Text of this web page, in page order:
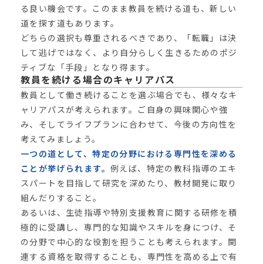
る良い機会です。このまま教員を続ける道も、新しい
道を探す道もあります。
どちらの選択も尊重されるべきであり、「転職」は決
して逃げではなく、より自分らしく生きるためのポジ
ティブな「手段」となり得ます。
教員を続ける場合のキャリアパス
教員として働き続けることを選ぶ場合でも、様々なキ
ャリアパスが考えられます。ご自身の興味関心や強
み、そしてライフプランに合わせて、今後の方向性を
考えてみましょう。
一つの道として、特定の分野における専門性を深める
ことが挙げられます。 例えば、特定の教科指導のエキ
スパートを目指して研究を深めたり、教材開発に取り
組んだりすること。
あるいは、生徒指導や特別支援教育に関する研修を積
極的に受講し、専門的な知識やスキルを身につけ、そ
の分野で中心的な役割を担うことも考えられます。関
連する資格を取得することも、専門性を高める上で有